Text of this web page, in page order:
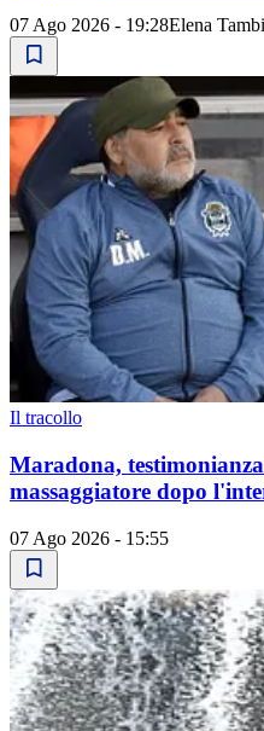
07 Ago 2026 - 19:28Elena
Il tracollo
Maradona,
massaggiatore dopo
07 Ago 2026 - 15:55